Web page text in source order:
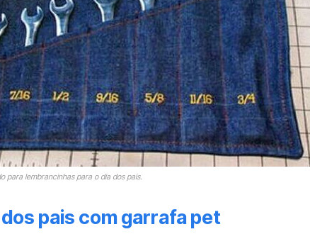
para lembrancinhas para o dia dos pais.
pais com garrafa pet